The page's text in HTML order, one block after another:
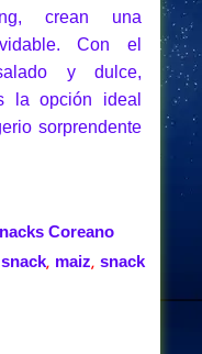
crean una
Con el
y dulce,
la opción ideal
sorprendente
Coreano
, maiz, snack